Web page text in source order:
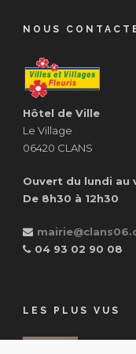
NOUS
Hôtel de Ville
Le Village
06420 CLANS
Ouvert du lundi au
De 8h30 à 12h30
04 93 02 90 08
LES PLUS VUS